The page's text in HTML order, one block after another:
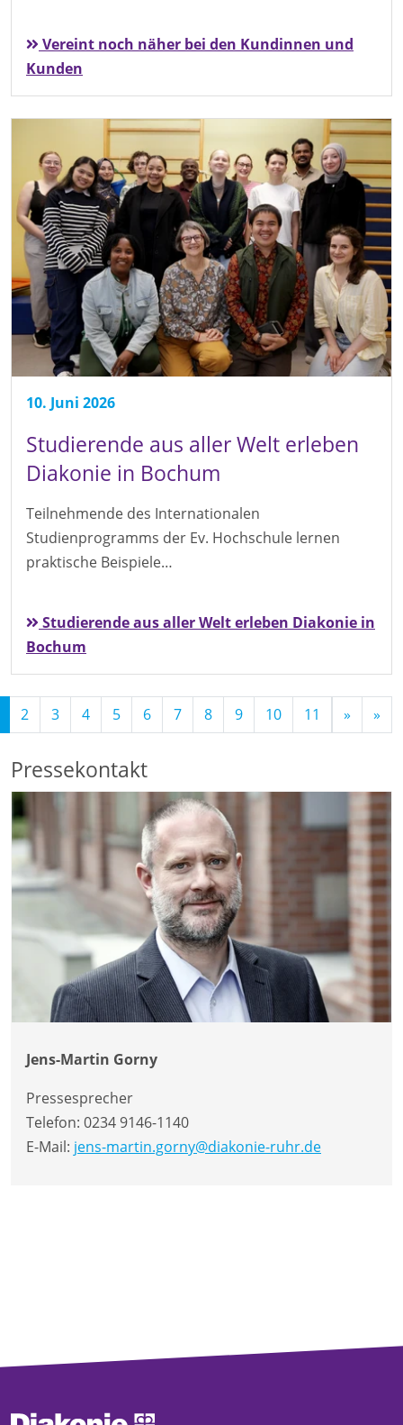
Vereint noch näher bei den Kundinnen und
Kunden
10. Juni 2026
Studierende aus aller Welt erleben
Diakonie in Bochum
Teilnehmende des Internationalen
Studienprogramms der Ev. Hochschule lernen
praktische Beispiele…
Studierende aus aller Welt erleben Diakonie in
Bochum
2 3 4 5 6 7 8 9 10 11 » »
Pressekontakt
Jens-Martin Gorny
Pressesprecher
Telefon: 0234 9146-1140
E-Mail: jens-martin.gorny@diakonie-ruhr.de